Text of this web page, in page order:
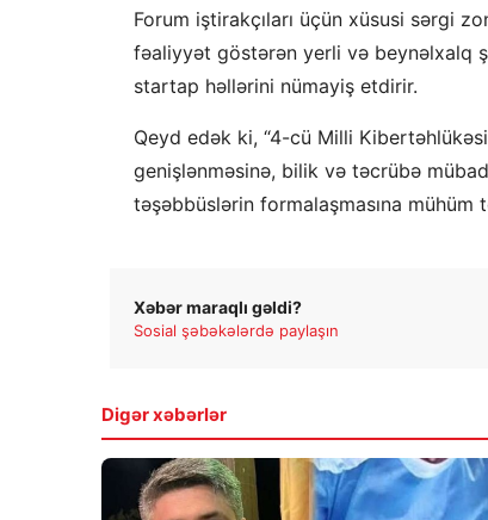
Forum iştirakçıları üçün xüsusi sərgi
fəaliyyət göstərən yerli və beynəlxalq
startap həllərini nümayiş etdirir.
Qeyd edək ki, “4-cü Milli
genişlənməsinə, bilik və təcrübə
təşəbbüslərin formalaşmasına
Xəbər maraqlı gəldi?
Sosial şəbəkələrdə paylaşın
Digər xəbərlər